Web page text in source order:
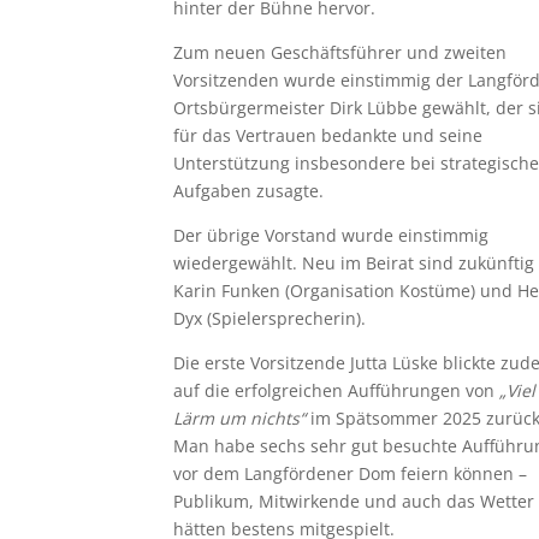
hinter der Bühne hervor.
Zum neuen Geschäftsführer und zweiten
Vorsitzenden wurde einstimmig der
Ortsbürgermeister Dirk Lübbe gewählt, der
für das Vertrauen bedankte und seine
Unterstützung insbesondere bei
Aufgaben zusagte.
Der übrige Vorstand wurde einstimmig
wiedergewählt. Neu im Beirat sind zukünftig
Karin Funken (Organisation Kostüme) und
Dyx (Spielersprecherin).
Die erste Vorsitzende Jutta Lüske blickte
auf die erfolgreichen Aufführungen von „Viel
Lärm um nichts“im Spätsommer 2025
Man habe sechs sehr gut besuchte
vor dem Langfördener Dom feiern können –
Publikum, Mitwirkende und auch das Wetter
hätten bestens mitgespielt.